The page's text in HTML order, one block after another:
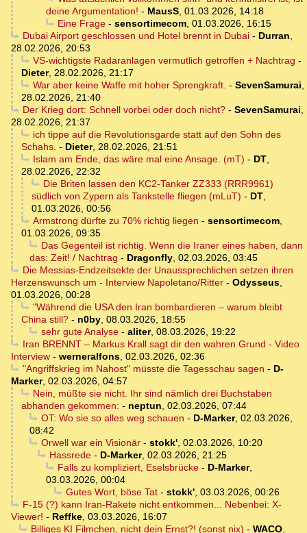
deine Argumentation! - MausS, 01.03.2026, 14:18
Eine Frage- sensortimecom, 01.03.2026, 16:15
Dubai Airport geschlossen und Hotel brennt in Dubai- Durran,
28.02.2026, 20:53
VS-wichtigste Radaranlagen vermutlich getroffen + Nachtrag -
Dieter, 28.02.2026, 21:17
War aber keine Waffe mit hoher Sprengkraft. - SevenSamurai,
28.02.2026, 21:40
Der Krieg dort: Schnell vorbei oder doch nicht?- SevenSamurai,
28.02.2026, 21:37
ich tippe auf die Revolutionsgarde statt auf den Sohn des
Schahs. - Dieter, 28.02.2026, 21:51
Islam am Ende, das wäre mal eine Ansage. (mT) - DT,
28.02.2026, 22:32
Die Briten lassen den KC2-Tanker ZZ333 (RRR9961)
südlich von Zypern als Tankstelle fliegen (mLuT) - DT,
01.03.2026, 00:56
Armstrong dürfte zu 70% richtig liegen - sensortimecom,
01.03.2026, 09:35
Das Gegenteil ist richtig. Wenn die Iraner eines haben, dann
das: Zeit! / Nachtrag - Dragonfly, 02.03.2026, 03:45
Die Messias-Endzeitsekte der Unaussprechlichen setzen ihren
Herzenswunsch um - Interview Napoletano/Ritter - Odysseus,
01.03.2026, 00:28
"Während die USA den Iran bombardieren – warum bleibt
China still? - n0by, 08.03.2026, 18:55
sehr gute Analyse- aliter, 08.03.2026, 19:22
Iran BRENNT – Markus Krall sagt dir den wahren Grund - Video
Interview - werneralfons, 02.03.2026, 02:36
"Angriffskrieg im Nahost" müsste die Tagesschau sagen - D-
Marker, 02.03.2026, 04:57
Nein, müßte sie nicht. Ihr sind nämlich drei Buchstaben
abhanden gekommen: - neptun, 02.03.2026, 07:44
OT: Wo sie so alles weg schauen - D-Marker, 02.03.2026,
08:42
Orwell war ein Visionär- stokk', 02.03.2026, 10:20
Hassrede- D-Marker, 02.03.2026, 21:25
Falls zu kompliziert, Eselsbrücke- D-Marker,
03.03.2026, 00:04
Gutes Wort, böse Tat- stokk', 03.03.2026, 00:26
F-15 (?) kann Iran-Rakete nicht entkommen... Nebenbei: X-
Viewer! - Reffke, 03.03.2026, 16:07
Billiges KI Filmchen, nicht dein Ernst?! (sonst nix) - WACO,